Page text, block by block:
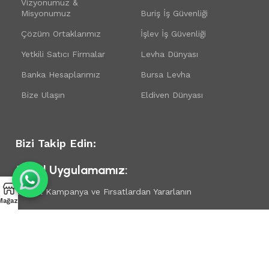
Vizyonumuz &
Misyonumuz
Çözüm Ortaklarımız
Yetkili Satıcı Firmalar
Banka Hesaplarımız
Bize Ulaşın
Buriş İş Güvenliği
İşlev İş Güvenliği
Levha Dünyası
Bursa Levha
Eldiven Dünyası
Bizi Takip Edin:
Mobil Uygulamamız:
Güncel Kampanya ve Fırsatlardan Yararlanın